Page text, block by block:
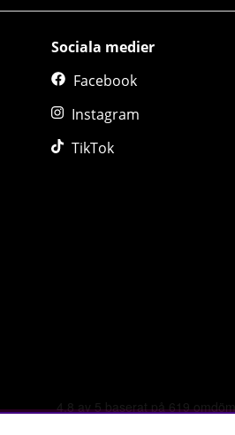
Sociala medier
Facebook
Instagram
TikTok